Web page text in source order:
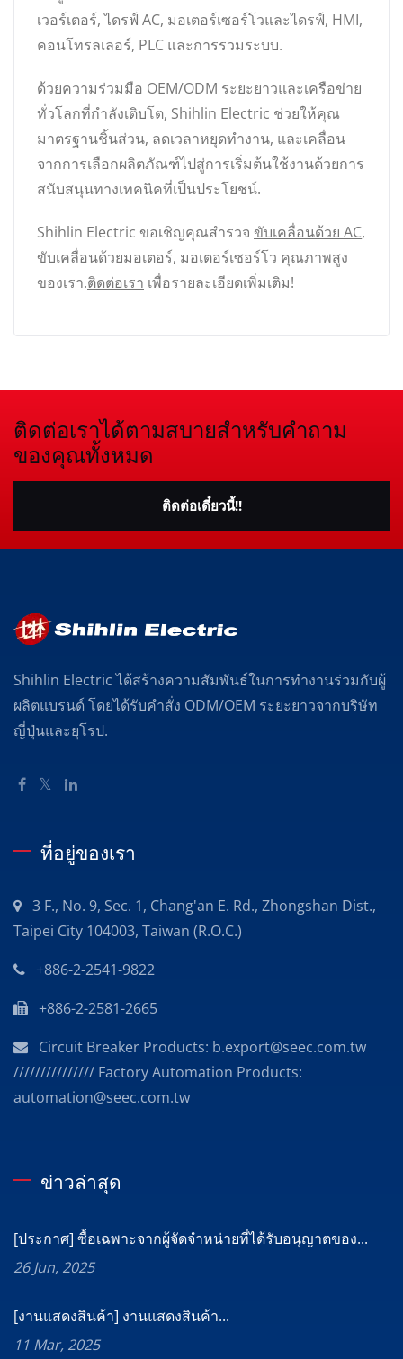
เวอร์เตอร์, ไดรฟ์ AC, มอเตอร์เซอร์โวและไดรฟ์, HMI,
คอนโทรลเลอร์, PLC และการรวมระบบ.
ด้วยความร่วมมือ OEM/ODM ระยะยาวและเครือข่าย
ทั่วโลกที่กำลังเติบโต, Shihlin Electric ช่วยให้คุณ
มาตรฐานชิ้นส่วน, ลดเวลาหยุดทำงาน, และเคลื่อน
จากการเลือกผลิตภัณฑ์ไปสู่การเริ่มต้นใช้งานด้วยการ
สนับสนุนทางเทคนิคที่เป็นประโยชน์.
Shihlin Electric ขอเชิญคุณสำรวจ ขับเคลื่อนด้วย AC,
ขับเคลื่อนด้วยมอเตอร์, มอเตอร์เซอร์โว คุณภาพสูง
ของเรา.ติดต่อเรา เพื่อรายละเอียดเพิ่มเติม!
ติดต่อเราได้ตามสบายสำหรับคำถาม
ของคุณทั้งหมด
ติดต่อเดี๋ยวนี้!!
Shihlin Electric ได้สร้างความสัมพันธ์ในการทำงานร่วมกับผู้
ผลิตแบรนด์ โดยได้รับคำสั่ง ODM/OEM ระยะยาวจากบริษัท
ญี่ปุ่นและยุโรป.
ที่อยู่ของเรา
3 F., No. 9, Sec. 1, Chang'an E. Rd., Zhongshan Dist.,
Taipei City 104003, Taiwan (R.O.C.)
+886-2-2541-9822
+886-2-2581-2665
Circuit Breaker Products: b.export@seec.com.tw
/////////////// Factory Automation Products:
automation@seec.com.tw
ข่าวล่าสุด
[ประกาศ] ซื้อเฉพาะจากผู้จัดจำหน่ายที่ได้รับอนุญาตของ...
26 Jun, 2025
[งานแสดงสินค้า] งานแสดงสินค้า...
11 Mar, 2025